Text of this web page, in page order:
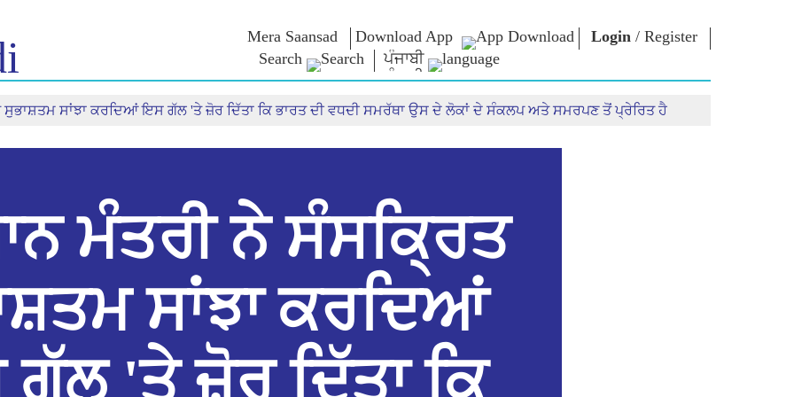
Mera Saansad Download App Login / Register
Search
ਪੰਜਾਬੀ
GOVERNANCE
Insights
CATEGORIES
Kashi Vikas Yatra
NM
Text Speeches
Interviews
Blog
NM LIBRARY
Photo Booth
CONNECT
ਸੁਭਾਸ਼ਤਮ ਸਾਂਝਾ ਕਰਦਿਆਂ ਇਸ ਗੱਲ 'ਤੇ ਜ਼ੋਰ ਦਿੱਤਾ ਕਿ ਭਾਰਤ ਦੀ ਵਧਦੀ ਸਮਰੱਥਾ ਉਸ ਦੇ ਲੋਕਾਂ ਦੇ ਸੰਕਲਪ ਅਤੇ ਸਮਰਪਣ ਤੋਂ ਪ੍ਰੇਰਿਤ ਹੈ
ਮੰਤਰੀ ਨੇ ਸੰਸਕ੍ਰਿਤ
ਸਾਂਝਾ ਕਰਦਿਆਂ
'ਤੇ ਜ਼ੋਰ ਦਿੱਤਾ ਕਿ